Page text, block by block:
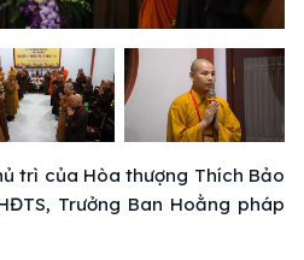
trì của Hòa thượng Thích Bảo
Trưởng Ban Hoằng pháp